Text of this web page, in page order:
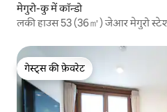
मेगुरो-कु में कॉन्डो
लकी हाउस 53 (36㎡) जेआर मेगुरो
गेस्ट्स की फ़ेवरेट
गेस्ट्स की फ़ेवरेट